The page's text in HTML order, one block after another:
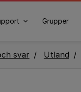
Grupper
svar Utland